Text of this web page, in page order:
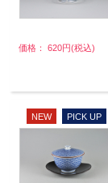
価格： 620円(税込)
NEW
PICK UP